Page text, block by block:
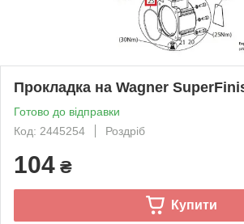
Прокладка на Wagner
Готово до відправки
Код: 2445254
Роздріб
104 ₴
Купити